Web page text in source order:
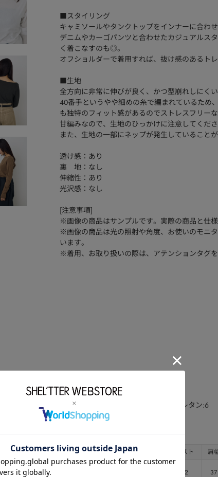
■スタイリング
キャミソールやタンクトップをインナーに合わ
デニムやカーゴパンツと合わせたカジュアルス
く着こなすのも◎。
オフショルダーで着用すれば、抜け感のあるト
■生地
全方向に非常に伸びが良く、かつ型崩れしにくい
40番手というやや細めの糸で編まれているため
も独特のフィット感があるのでストレスフリーな
甘編みなので、生地のひっかけに注意してくださ
また、生地の一部にネップが発生していること
透け感：あり
裏 地：なし
伸縮性：あり
光沢感：なし
[注意事項]
※画像の商品はサンプルです。実際の商品と仕
※画像の商品は光の照射や角度、お使いのモニ
います。
※着用、お取り扱いの際は、アテンションタグを
品番 250JSY80-6381
素材
レーヨン:49コットン:45ポリウレタン:6
洗濯表示
サイズ
サイズ バスト 肩
82 37